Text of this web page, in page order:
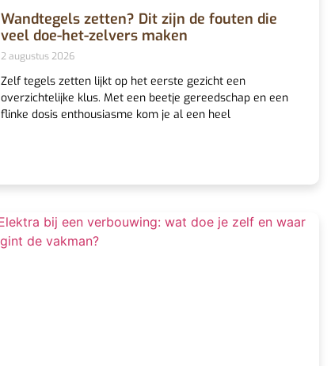
Wandtegels zetten? Dit zijn de fouten die
veel doe-het-zelvers maken
2 augustus 2026
Zelf tegels zetten lijkt op het eerste gezicht een
overzichtelijke klus. Met een beetje gereedschap en een
flinke dosis enthousiasme kom je al een heel